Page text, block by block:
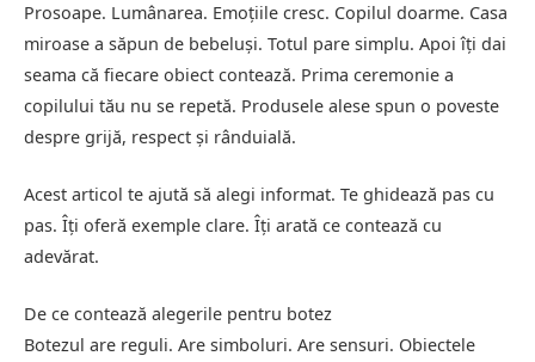
Prosoape. Lumânarea. Emoțiile cresc. Copilul doarme. Casa
miroase a săpun de bebeluși. Totul pare simplu. Apoi îți dai
seama că fiecare obiect contează. Prima ceremonie a
copilului tău nu se repetă. Produsele alese spun o poveste
despre grijă, respect și rânduială.
Acest articol te ajută să alegi informat. Te ghidează pas cu
pas. Îți oferă exemple clare. Îți arată ce contează cu
adevărat.
De ce contează alegerile pentru botez
Botezul are reguli. Are simboluri. Are sensuri. Obiectele